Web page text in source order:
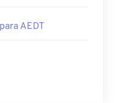
AEDT